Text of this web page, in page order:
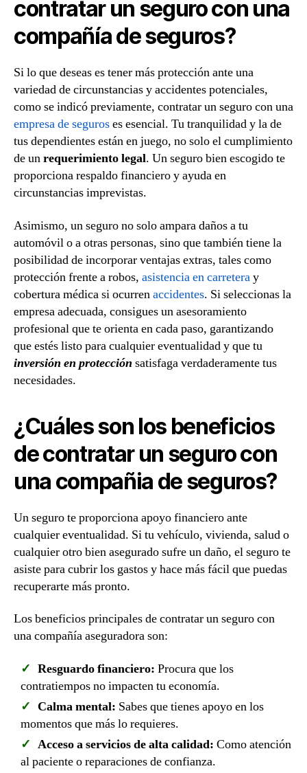
contratar un seguro con una
compañía de seguros?
Si lo que deseas es tener más protección ante una
variedad de circunstancias y accidentes potenciales,
como se indicó previamente, contratar un seguro con una
empresa de seguroses esencial. Tu tranquilidad y la de
tus dependientes están en juego, no solo el cumplimiento
de unrequerimiento legal. Un seguro bien escogido te
proporciona respaldo financiero y ayuda en
circunstancias imprevistas.
Asimismo, un seguro no solo ampara daños a tu
automóvil o a otras personas, sino que también tiene la
posibilidad de incorporar ventajas extras, tales como
protección frente a robos, asistencia en carreteray
cobertura médica si ocurrenaccidentes. Si seleccionas la
empresa adecuada, consigues un asesoramiento
profesional que te orienta en cada paso, garantizando
que estés listo para cualquier eventualidad y que tu
inversión en protección satisfaga verdaderamente tus
necesidades.
¿Cuáles son los beneficios
de contratar un seguro con
una compañia de seguros?
Un seguro te proporciona apoyo financiero ante
cualquier eventualidad. Si tu vehículo, vivienda, salud o
cualquier otro bien asegurado sufre un daño, el seguro te
asiste para cubrir los gastos y hace más fácil que puedas
recuperarte más pronto.
Los beneficios principales de contratar un seguro con
una compañía aseguradora son:
Resguardo financiero: Procura que los
contratiempos no impacten tu economía.
Calma mental: Sabes que tienes apoyo en los
momentos que más lo requieres.
Acceso a servicios de alta calidad: Como atención
al paciente o reparaciones de confianza.